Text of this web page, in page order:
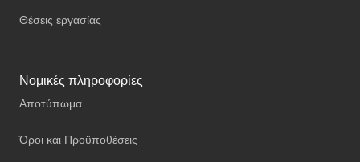
Θέσεις εργασίας
Νομικές πληροφορίες
Αποτύπωμα
Όροι και Προϋποθέσεις